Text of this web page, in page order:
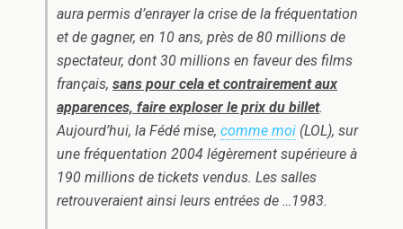
aura permis d’enrayer la crise de la fréquentation
et de gagner, en 10 ans, près de 80 millions de
spectateur, dont 30 millions en faveur des films
français, sans pour cela et contrairement aux
apparences, faire exploser le prix du billet.
Aujourd’hui, la Fédé mise, comme moi (LOL), sur
une fréquentation 2004 légèrement supérieure à
190 millions de tickets vendus. Les salles
retrouveraient ainsi leurs entrées de …1983.